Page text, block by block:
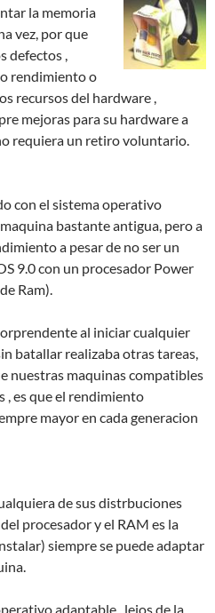
la memoria
vez, por que
defectos ,
rendimiento o
recursos del hardware ,
mejoras para su hardware a
requiera un retiro voluntario.
con el sistema operativo
bastante antigua, pero a
a pesar de no ser un
9.0 con un procesador Power
Ram).
al iniciar cualquier
batallar realizaba otras tareas,
nuestras maquinas compatibles
, es que el rendimiento
mayor en cada generacion
de sus distrbuciones
procesador y el RAM es la
siempre se puede adaptar
adaptable , lejos de la